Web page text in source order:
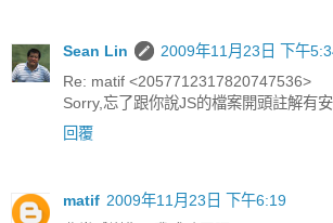
Sean Lin
2009年11月23日 下午
Re: matif <2057712317820747536>
Sorry,忘了跟你說JS的檔案開頭註解有
回覆
matif 2009年11月23日 下午6:19